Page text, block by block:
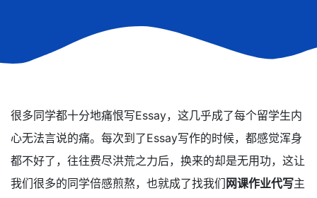
很多同学都十分地痛恨写Essay，这几乎成了每个留学生内
心无法言说的痛。每次到了Essay写作的时候，都感觉浑身
都不好了，往往费尽洪荒之力后，换来的却是无用功，这让
我们很多的同学倍感煎熬，也就成了找我们 网课作业代写主